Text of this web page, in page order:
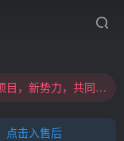
村长黑科技欢迎您！！！全网更新：新项目，新势力，共同发展
村长黑科技欢迎您！！！全网更新：新项目，新势力，共同发展
点击入售后